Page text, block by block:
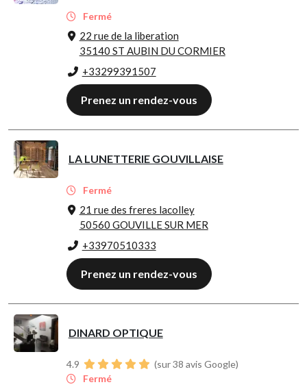
Fermé
22 rue de la liberation
35140 ST AUBIN DU CORMIER
+33299391507
Prenez un rendez-vous
LA LUNETTERIE GOUVILLAISE
Fermé
21 rue des freres lacolley
50560 GOUVILLE SUR MER
+33970510333
Prenez un rendez-vous
DINARD OPTIQUE
4.9
(sur 38 avis Google)
Fermé